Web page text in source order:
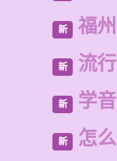
新 福
新 流
新 学
新 怎